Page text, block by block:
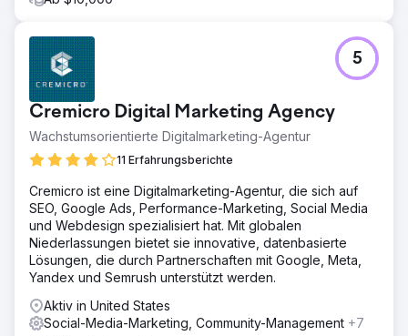
Cremicro Digital Marketing Agency
Wachstumsorientierte Digitalmarketing-Agentur
11 Erfahrungsberichte
5
Cremicro ist eine Digitalmarketing-Agentur, die sich auf
SEO, Google Ads, Performance-Marketing, Social Media
und Webdesign spezialisiert hat. Mit globalen
Niederlassungen bietet sie innovative, datenbasierte
Lösungen, die durch Partnerschaften mit Google, Meta,
Yandex und Semrush unterstützt werden.
Aktiv in United States
Social-Media-Marketing, Community-Management +7